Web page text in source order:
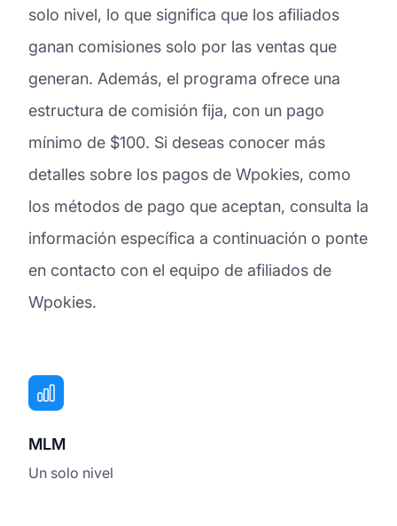
solo nivel, lo que significa que los afiliados
ganan comisiones solo por las ventas que
generan. Además, el programa ofrece una
estructura de comisión fija, con un pago
mínimo de $100. Si deseas conocer más
detalles sobre los pagos de Wpokies, como
los métodos de pago que aceptan, consulta la
información específica a continuación o ponte
en contacto con el equipo de afiliados de
Wpokies.
MLM
Un solo nivel